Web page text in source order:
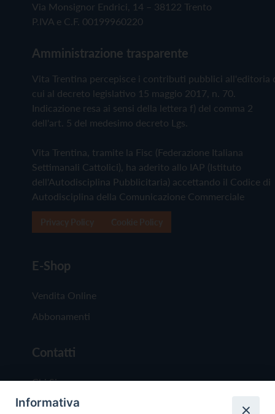
Via Monsignor Endrici, 14 – 38122 Trento
P.IVA e C.F. 00199960220
Amministrazione trasparente
Vita Trentina percepisce i contributi pubblici all'editoria
cui al decreto legislativo 15 maggio 2017, n. 70.
Indicazione resa ai sensi della lettera f) del comma 2
dell'art. 5 del medesimo decreto Lgs.
Vita Trentina, tramite la Fisc (Federazione Italiana
Settimanali Cattolici), ha aderito allo IAP (Istituto
dell'Autodisciplina Pubblicitaria) accettando il Codice di
Autodisciplina della Comunicazione Commerciale
E-Shop
Vendita Online
Abbonamenti
Contatti
Chi Siamo
Redazione
Informativa